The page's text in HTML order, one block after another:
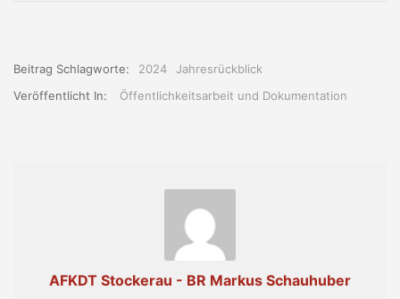
Beitrag Schlagworte: 2024
Jahresrückblick
Veröffentlicht In:
Öffentlichkeitsarbeit und Dokumentation
AFKDT Stockerau - BR Markus Schauhuber